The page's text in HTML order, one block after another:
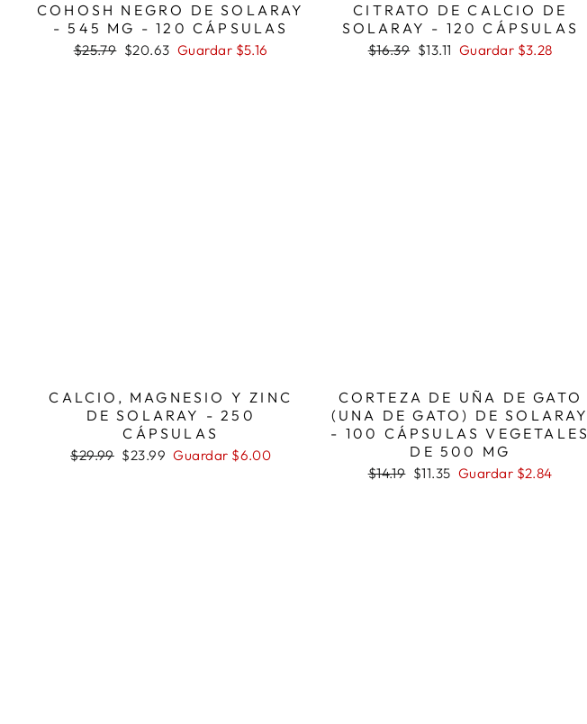
COHOSH NEGRO DE SOLARAY
- 545 MG - 120 CÁPSULAS
Precio
$25.79 Precio
$20.63 Guardar $5.16
CITRATO DE CALCIO DE
SOLARAY - 120 CÁPSULAS
Precio
$16.39 Precio
$13.11 Guardar $3.28
CALCIO, MAGNESIO Y ZINC
DE SOLARAY - 250
CÁPSULAS
Precio
$29.99 Precio
$23.99 Guardar $6.00
CORTEZA DE UÑA DE GATO
(UNA DE GATO) DE SOLARAY
- 100 CÁPSULAS VEGETALES
DE 500 MG
Precio
$14.19 Precio
$11.35 Guardar $2.84